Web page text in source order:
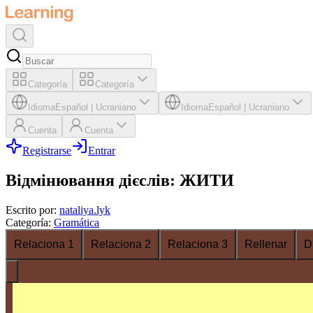
Categoría Categoría
IdiomaEspañol Ucraniano IdiomaEspañol Ucraniano
Cuenta Cuenta
Registrarse Entrar
Відмінювання дієслів: ЖИТИ
Escrito por: nataliya.lyk
Categoría: Gramática
Relaciona 1
Relaciona 2 Relaciona 3 Rellenar